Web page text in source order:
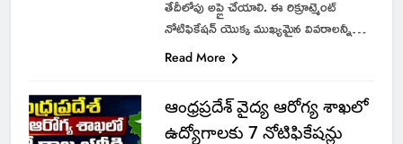
తేదీలోపు అప్లై చేయాలి. ఈ రిక్రూట్మెంట్
నోటిఫికేషన్ యొక్క ముఖ్యమైన వివరాలన్నీ…
Read More
ఆంధ్రప్రదేశ్ వైద్య ఆరోగ్య శాఖలో
ఉద్యోగాలకు 7 నోటిఫికేషన్లు